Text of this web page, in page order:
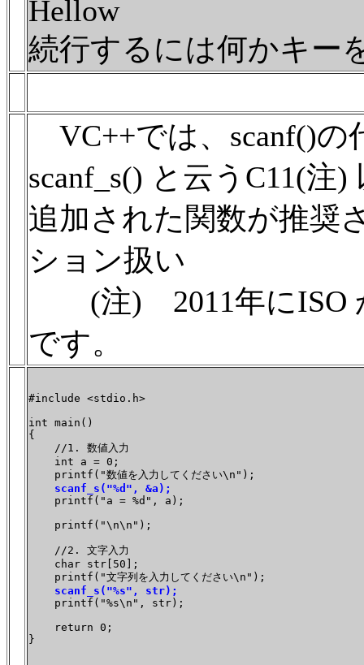
Hellow
続行するには何かキー
VC++では、scanf()
scanf_s() と云うC11(注
追加された関数が推奨
ション扱い
(注) 2011年にISO
です。
#include <stdio.h>
int main()
{
    //1. 数値入力
    int a = 0;
    printf("数値を入力してください\n");
scanf_s("%d", &a);
    printf("a = %d", a);
    printf("\n\n");
    //2. 文字入力
    char str[50];
    printf("文字列を入力してください\n");
scanf_s("%s", str);
    printf("%s\n", str);
    return 0;
}